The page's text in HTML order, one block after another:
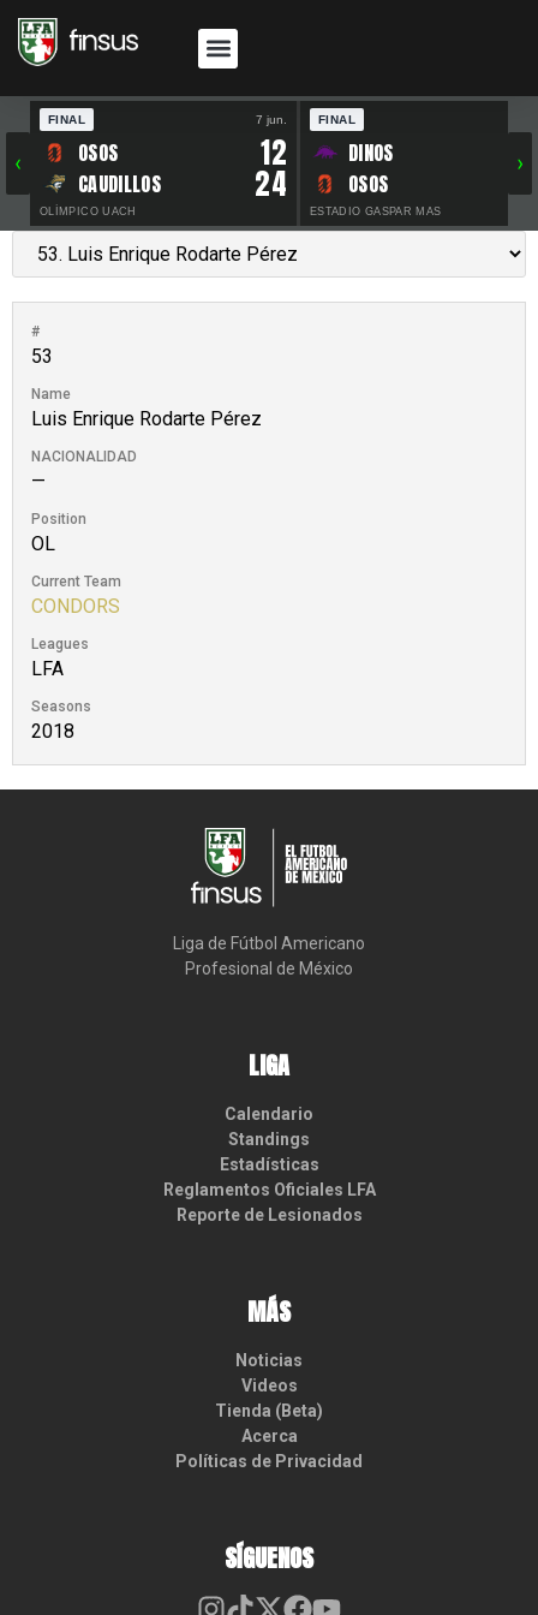
‹
FINAL 7 jun.
OSOS 12
CAUDILLOS 24
OLÍMPICO UACH
FINAL
DINOS
OSOS
ESTADIO GASPAR MAS
›
#
53
Name
Luis Enrique Rodarte Pérez
NACIONALIDAD
—
Position
OL
Current Team
CONDORS
Leagues
LFA
Seasons
2018
Liga de Fútbol Americano
Profesional de México
LIGA
Calendario
Standings
Estadísticas
Reglamentos Oficiales LFA
Reporte de Lesionados
MÁS
Noticias
Videos
Tienda (Beta)
Acerca
Políticas de Privacidad
SÍGUENOS